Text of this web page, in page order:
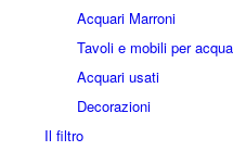
Acquari Marroni
Tavoli e mobili per
Acquari usati
Decorazioni
Il filtro